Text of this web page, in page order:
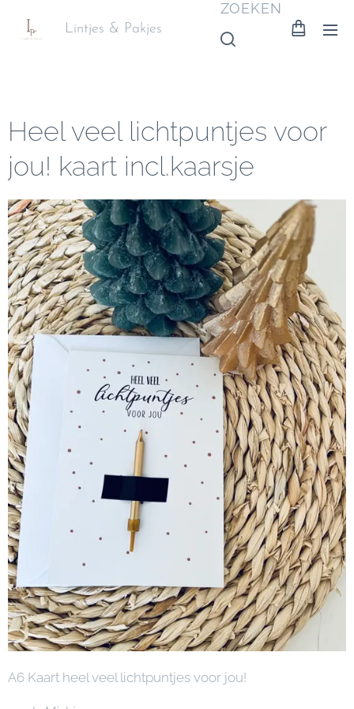
Lintjes & Pakjes
ZOEKEN
Heel veel lichtpuntjes voor
jou! kaart incl.kaarsje
A6 Kaart heel veel lichtpuntjes voor jou!